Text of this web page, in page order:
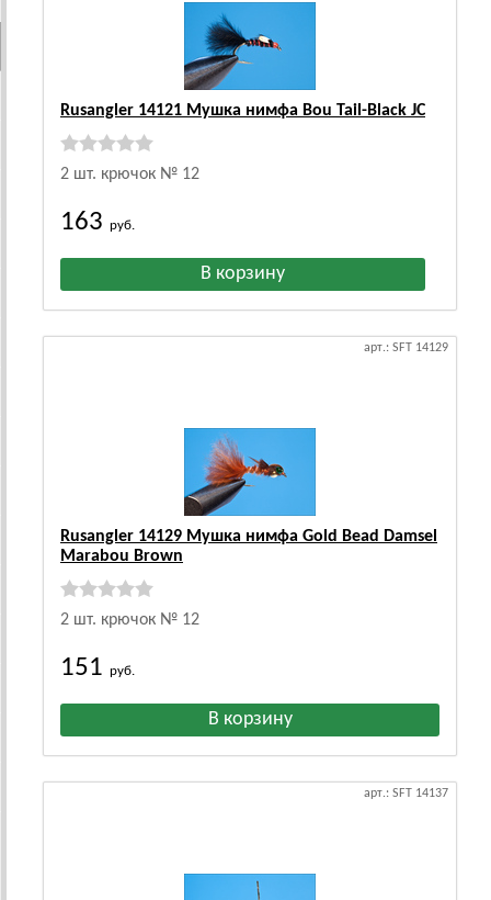
Rusangler 14121 Мушка нимфа Bou Tail-Black JC
2 шт. крючок № 12
163 руб.
арт.: SFT 14129
Rusangler 14129 Мушка нимфа Gold Bead Damsel
Marabou Brown
2 шт. крючок № 12
151 руб.
арт.: SFT 14137